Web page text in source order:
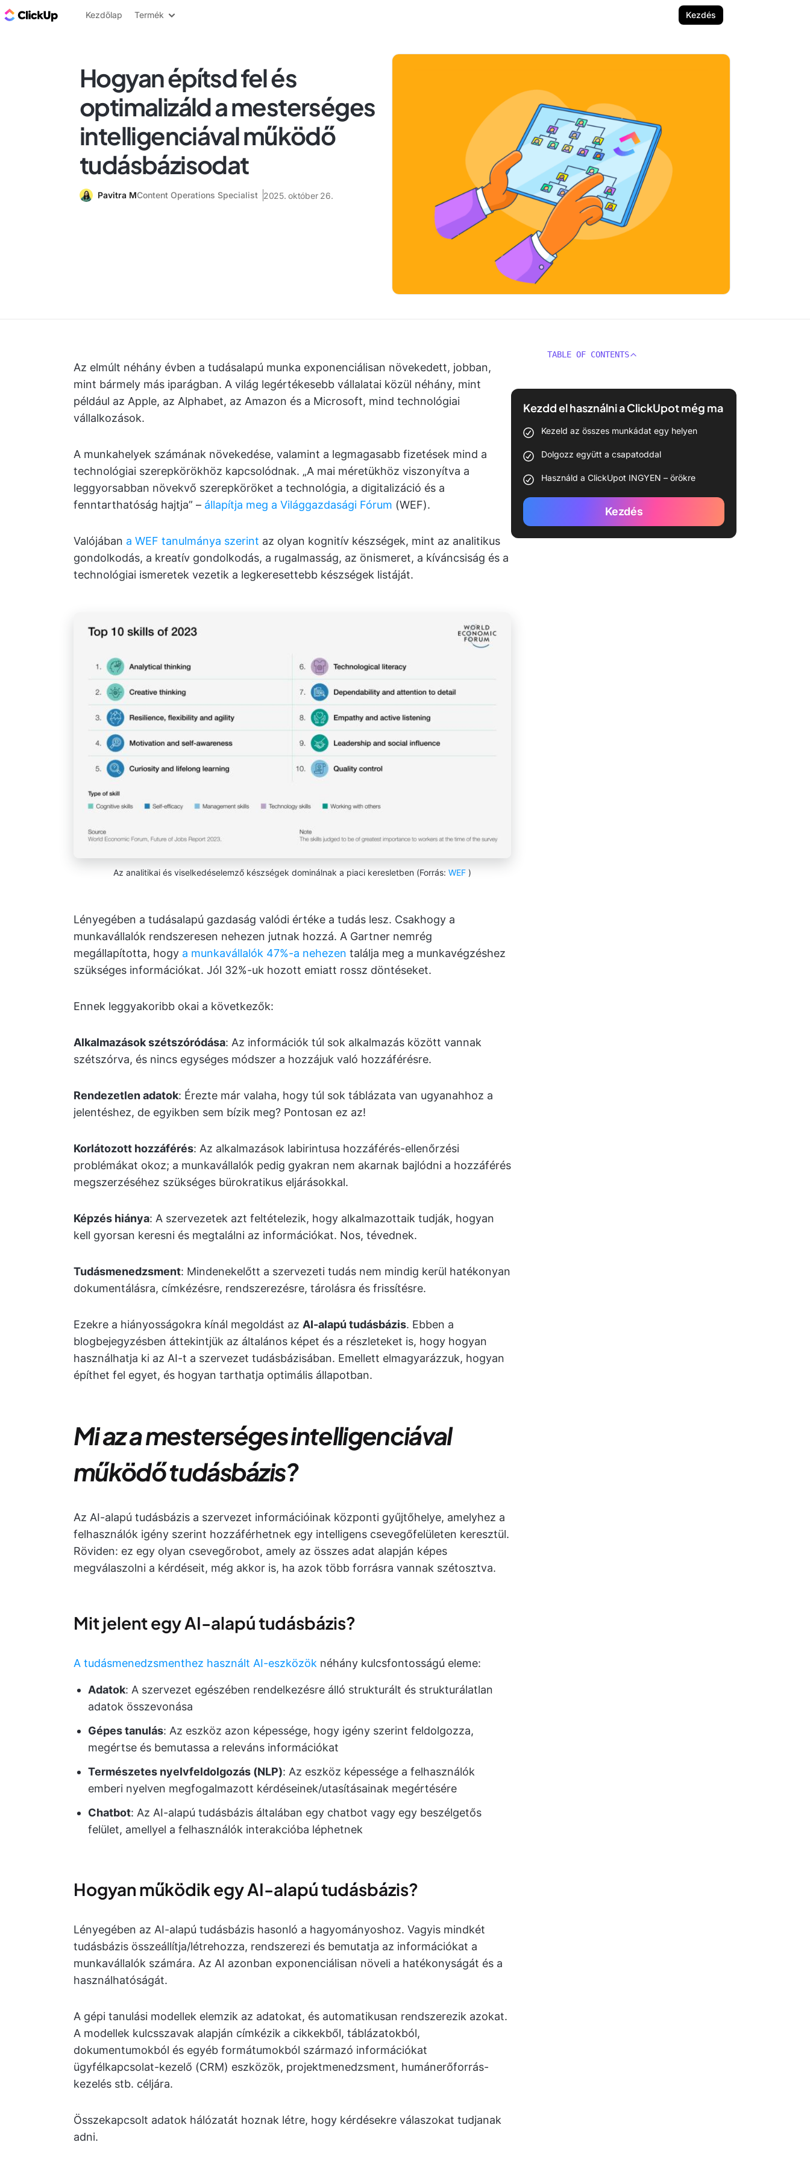
ClickUp blog
Kezdőlap Termék Kezdés
Hogyan építsd fel és
optimalizáld a mesterséges
intelligenciával működő
tudásbázisodat
Pavitra MContent Operations Specialist 2025. október 26.
Az elmúlt néhány évben a tudásalapú munka exponenciálisan növekedett, jobban,
mint bármely más iparágban. A világ legértékesebb vállalatai közül néhány, mint
például az Apple, az Alphabet, az Amazon és a Microsoft, mind technológiai
vállalkozások.
A munkahelyek számának növekedése, valamint a legmagasabb fizetések mind a
technológiai szerepkörökhöz kapcsolódnak. „A mai méretükhöz viszonyítva a
leggyorsabban növekvő szerepköröket a technológia, a digitalizáció és a
fenntarthatóság hajtja” – állapítja meg a Világgazdasági Fórum (WEF).
Valójában a WEF tanulmánya szerint az olyan kognitív készségek, mint az analitikus
gondolkodás, a kreatív gondolkodás, a rugalmasság, az önismeret, a kíváncsiság és a
technológiai ismeretek vezetik a legkeresettebb készségek listáját.
Az analitikai és viselkedéselemző készségek dominálnak a piaci keresletben (Forrás: WEF )
Lényegében a tudásalapú gazdaság valódi értéke a tudás lesz. Csakhogy a
munkavállalók rendszeresen nehezen jutnak hozzá. A Gartner nemrég
megállapította, hogy a munkavállalók 47%-a nehezen találja meg a munkavégzéshez
szükséges információkat. Jól 32%-uk hozott emiatt rossz döntéseket.
Ennek leggyakoribb okai a következők:
Alkalmazások szétszóródása: Az információk túl sok alkalmazás között vannak
szétszórva, és nincs egységes módszer a hozzájuk való hozzáférésre.
Rendezetlen adatok: Érezte már valaha, hogy túl sok táblázata van ugyanahhoz a
jelentéshez, de egyikben sem bízik meg? Pontosan ez az!
Korlátozott hozzáférés: Az alkalmazások labirintusa hozzáférés-ellenőrzési
problémákat okoz; a munkavállalók pedig gyakran nem akarnak bajlódni a hozzáférés
megszerzéséhez szükséges bürokratikus eljárásokkal.
Képzés hiánya: A szervezetek azt feltételezik, hogy alkalmazottaik tudják, hogyan
kell gyorsan keresni és megtalálni az információkat. Nos, tévednek.
Tudásmenedzsment: Mindenekelőtt a szervezeti tudás nem mindig kerül hatékonyan
dokumentálásra, címkézésre, rendszerezésre, tárolásra és frissítésre.
Ezekre a hiányosságokra kínál megoldást az AI-alapú tudásbázis. Ebben a
blogbejegyzésben áttekintjük az általános képet és a részleteket is, hogy hogyan
használhatja ki az AI-t a szervezet tudásbázisában. Emellett elmagyarázzuk, hogyan
építhet fel egyet, és hogyan tarthatja optimális állapotban.
Mi az a mesterséges intelligenciával
működő tudásbázis?
Az AI-alapú tudásbázis a szervezet információinak központi gyűjtőhelye, amelyhez a
felhasználók igény szerint hozzáférhetnek egy intelligens csevegőfelületen keresztül.
Röviden: ez egy olyan csevegőrobot, amely az összes adat alapján képes
megválaszolni a kérdéseit, még akkor is, ha azok több forrásra vannak szétosztva.
Mit jelent egy AI-alapú tudásbázis?
A tudásmenedzsmenthez használt AI-eszközök néhány kulcsfontosságú eleme:
Adatok: A szervezet egészében rendelkezésre álló strukturált és strukturálatlan
adatok összevonása
Gépes tanulás: Az eszköz azon képessége, hogy igény szerint feldolgozza,
megértse és bemutassa a releváns információkat
Természetes nyelvfeldolgozás (NLP): Az eszköz képessége a felhasználók
emberi nyelven megfogalmazott kérdéseinek/utasításainak megértésére
Chatbot: Az AI-alapú tudásbázis általában egy chatbot vagy egy beszélgetős
felület, amellyel a felhasználók interakcióba léphetnek
Hogyan működik egy AI-alapú tudásbázis?
Lényegében az AI-alapú tudásbázis hasonló a hagyományoshoz. Vagyis mindkét
tudásbázis összeállítja/létrehozza, rendszerezi és bemutatja az információkat a
munkavállalók számára. Az AI azonban exponenciálisan növeli a hatékonyságát és a
használhatóságát.
A gépi tanulási modellek elemzik az adatokat, és automatikusan rendszerezik azokat.
A modellek kulcsszavak alapján címkézik a cikkekből, táblázatokból,
dokumentumokból és egyéb formátumokból származó információkat
ügyfélkapcsolat-kezelő (CRM) eszközök, projektmenedzsment, humánerőforrás-
kezelés stb. céljára.
Összekapcsolt adatok hálózatát hoznak létre, hogy kérdésekre válaszokat tudjanak
adni.
TABLE OF CONTENTS
Kezdd el használni a ClickUpot még ma
Kezeld az összes munkádat egy helyen
Dolgozz együtt a csapatoddal
Használd a ClickUpot INGYEN – örökre
Kezdés